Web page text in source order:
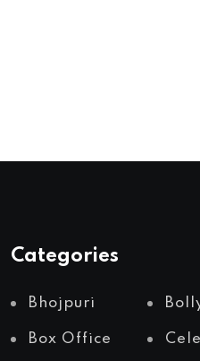
Categories
Bhojpuri
Box Office